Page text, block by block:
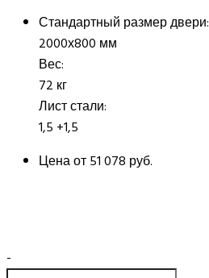
Стандартный размер двери:
2000х800 мм
Вес:
72 кг
Лист стали:
1,5 +1,5
Цена от51 078 руб.
-